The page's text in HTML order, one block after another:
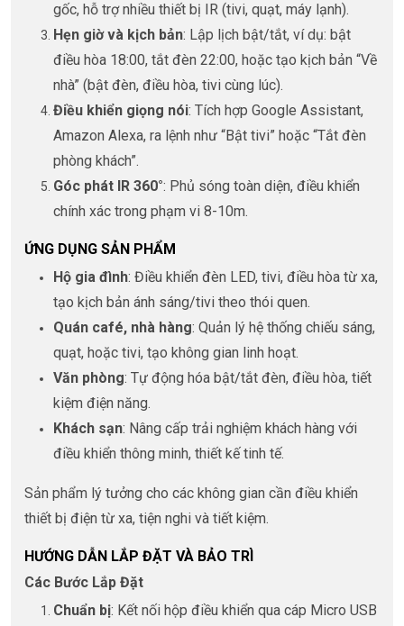
gốc, hỗ trợ nhiều thiết bị IR (tivi, quạt, máy lạnh).
Hẹn giờ và kịch bản: Lập lịch bật/tắt, ví dụ: bật
điều hòa 18:00, tắt đèn 22:00, hoặc tạo kịch bản “Về
nhà” (bật đèn, điều hòa, tivi cùng lúc).
Điều khiển giọng nói: Tích hợp Google Assistant,
Amazon Alexa, ra lệnh như “Bật tivi” hoặc “Tắt đèn
phòng khách”.
Góc phát IR 360°: Phủ sóng toàn diện, điều khiển
chính xác trong phạm vi 8-10m.
ỨNG DỤNG SẢN PHẨM
Hộ gia đình: Điều khiển đèn LED, tivi, điều hòa từ xa,
tạo kịch bản ánh sáng/tivi theo thói quen.
Quán café, nhà hàng: Quản lý hệ thống chiếu sáng,
quạt, hoặc tivi, tạo không gian linh hoạt.
Văn phòng: Tự động hóa bật/tắt đèn, điều hòa, tiết
kiệm điện năng.
Khách sạn: Nâng cấp trải nghiệm khách hàng với
điều khiển thông minh, thiết kế tinh tế.
Sản phẩm lý tưởng cho các không gian cần điều khiển
thiết bị điện từ xa, tiện nghi và tiết kiệm.
HƯỚNG DẪN LẮP ĐẶT VÀ BẢO TRÌ
Các Bước Lắp Đặt
Chuẩn bị: Kết nối hộp điều khiển qua cáp Micro USB